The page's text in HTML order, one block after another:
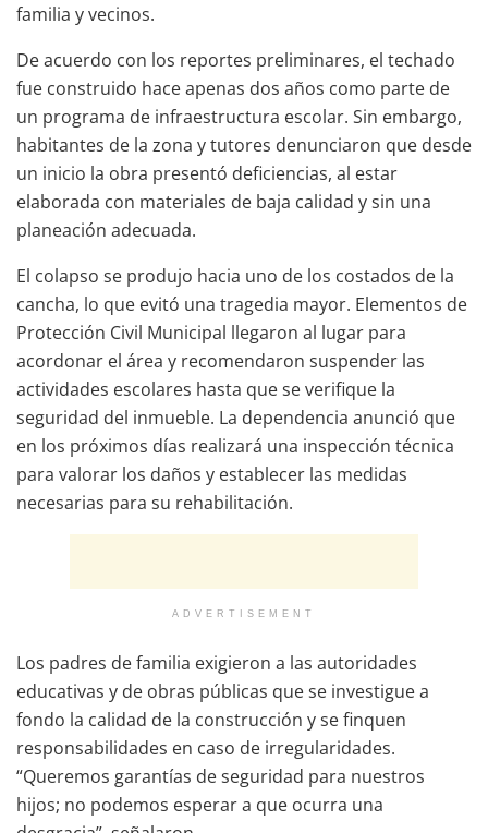
familia y vecinos.
De acuerdo con los reportes preliminares, el techado
fue construido hace apenas dos años como parte de
un programa de infraestructura escolar. Sin embargo,
habitantes de la zona y tutores denunciaron que desde
un inicio la obra presentó deficiencias, al estar
elaborada con materiales de baja calidad y sin una
planeación adecuada.
El colapso se produjo hacia uno de los costados de la
cancha, lo que evitó una tragedia mayor. Elementos de
Protección Civil Municipal llegaron al lugar para
acordonar el área y recomendaron suspender las
actividades escolares hasta que se verifique la
seguridad del inmueble. La dependencia anunció que
en los próximos días realizará una inspección técnica
para valorar los daños y establecer las medidas
necesarias para su rehabilitación.
ADVERTISEMENT
Los padres de familia exigieron a las autoridades
educativas y de obras públicas que se investigue a
fondo la calidad de la construcción y se finquen
responsabilidades en caso de irregularidades.
“Queremos garantías de seguridad para nuestros
hijos; no podemos esperar a que ocurra una